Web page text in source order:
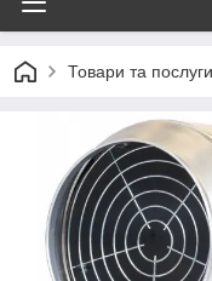
Товари та послуги